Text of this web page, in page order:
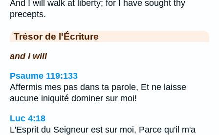
And I will walk at liberty; for I have sought thy
precepts.
Trésor de l'Écriture
and I will
Psaume 119:133
Affermis mes pas dans ta parole, Et ne laisse
aucune iniquité dominer sur moi!
Luc 4:18
L'Esprit du Seigneur est sur moi, Parce qu'il m'a